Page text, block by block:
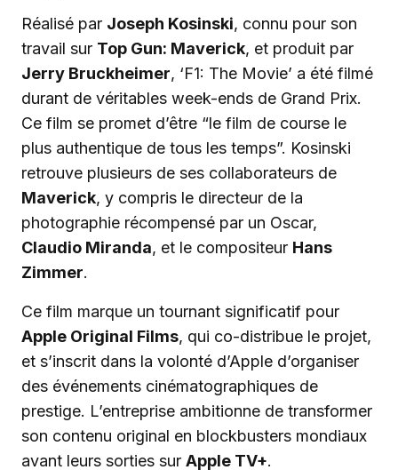
Réalisé par Joseph Kosinski, connu pour son
travail sur Top Gun: Maverick, et produit par
Jerry Bruckheimer, ‘F1: The Movie’ a été filmé
durant de véritables week-ends de Grand Prix.
Ce film se promet d’être “le film de course le
plus authentique de tous les temps”. Kosinski
retrouve plusieurs de ses collaborateurs de
Maverick, y compris le directeur de la
photographie récompensé par un Oscar,
Claudio Miranda, et le compositeur Hans
Zimmer.
Ce film marque un tournant significatif pour
Apple Original Films, qui co-distribue le projet,
et s’inscrit dans la volonté d’Apple d’organiser
des événements cinématographiques de
prestige. L’entreprise ambitionne de transformer
son contenu original en blockbusters mondiaux
avant leurs sorties sur Apple TV+.